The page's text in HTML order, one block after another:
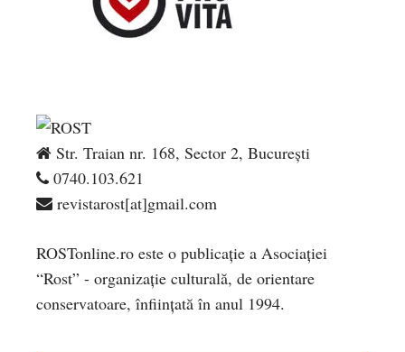
Str. Traian nr. 168, Sector 2, București
0740.103.621
revistarost[at]gmail.com
ROSTonline.ro este o publicaţie a Asociaţiei
“Rost” - organizaţie culturală, de orientare
conservatoare, înfiinţată în anul 1994.